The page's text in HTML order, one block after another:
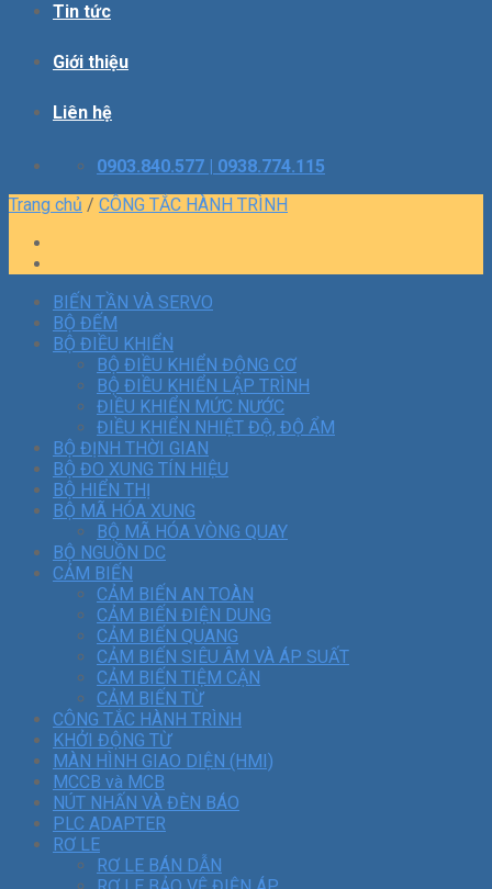
Tin tức
Giới thiệu
Liên hệ
0903.840.577 | 0938.774.115
Trang chủ / CÔNG TẮC HÀNH TRÌNH
BIẾN TẦN VÀ SERVO
BỘ ĐẾM
BỘ ĐIỀU KHIỂN
BỘ ĐIỀU KHIỂN ĐỘNG CƠ
BỘ ĐIỀU KHIỂN LẬP TRÌNH
ĐIỀU KHIỂN MỨC NƯỚC
ĐIỀU KHIỂN NHIỆT ĐỘ, ĐỘ ẨM
BỘ ĐỊNH THỜI GIAN
BỘ ĐO XUNG TÍN HIỆU
BỘ HIỂN THỊ
BỘ MÃ HÓA XUNG
BỘ MÃ HÓA VÒNG QUAY
BỘ NGUỒN DC
CẢM BIẾN
CẢM BIẾN AN TOÀN
CẢM BIẾN ĐIỆN DUNG
CẢM BIẾN QUANG
CẢM BIẾN SIÊU ÂM VÀ ÁP SUẤT
CẢM BIẾN TIỆM CẬN
CẢM BIẾN TỪ
CÔNG TẮC HÀNH TRÌNH
KHỞI ĐỘNG TỪ
MÀN HÌNH GIAO DIỆN (HMI)
MCCB và MCB
NÚT NHẤN VÀ ĐÈN BÁO
PLC ADAPTER
RƠ LE
RƠ LE BÁN DẪN